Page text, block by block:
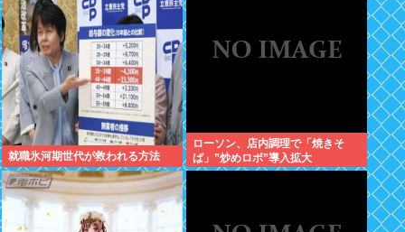
就職氷河期世代が救われる方法
ローソン、店内調理で「焼きそ
ば」”炒めロボ”導入拡大